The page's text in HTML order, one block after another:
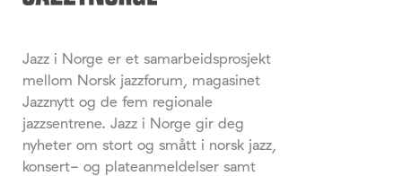
Jazz i Norge er et samarbeidsprosjekt
mellom Norsk jazzforum, magasinet
Jazznytt og de fem regionale
jazzsentrene. Jazz i Norge gir deg
nyheter om stort og smått i norsk jazz,
konsert- og plateanmeldelser samt